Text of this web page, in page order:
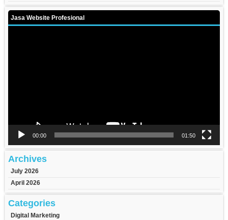
Jasa Website Profesional
00:00 01:50
Archives
July 2026
April 2026
Categories
Digital Marketing